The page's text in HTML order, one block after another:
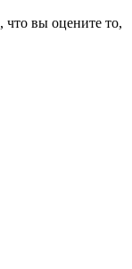
вы оцените то,